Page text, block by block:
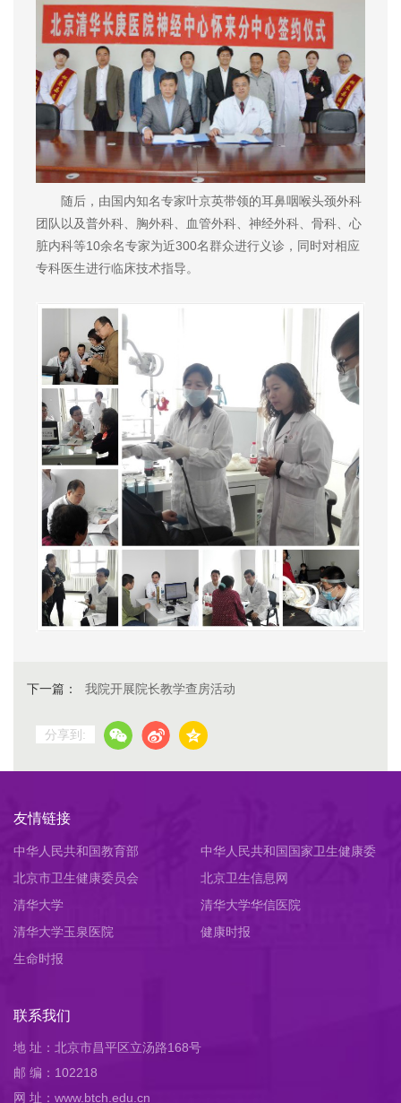
随后，由国内知名专家叶京英带领的耳鼻咽喉头颈外科
团队以及普外科、胸外科、血管外科、神经外科、骨科、心
脏内科等10余名专家为近300名群众进行义诊，同时对相应
专科医生进行临床技术指导。
下一篇： 我院开展院长教学查房活动
分享到:
友情链接
中华人民共和国教育部
中华人民共和国国家卫生健康委
员会
北京市卫生健康委员会
北京卫生信息网
清华大学
清华大学华信医院
清华大学玉泉医院
健康时报
生命时报
联系我们
地 址：北京市昌平区立汤路168号
邮 编：102218
网 址：www.btch.edu.cn